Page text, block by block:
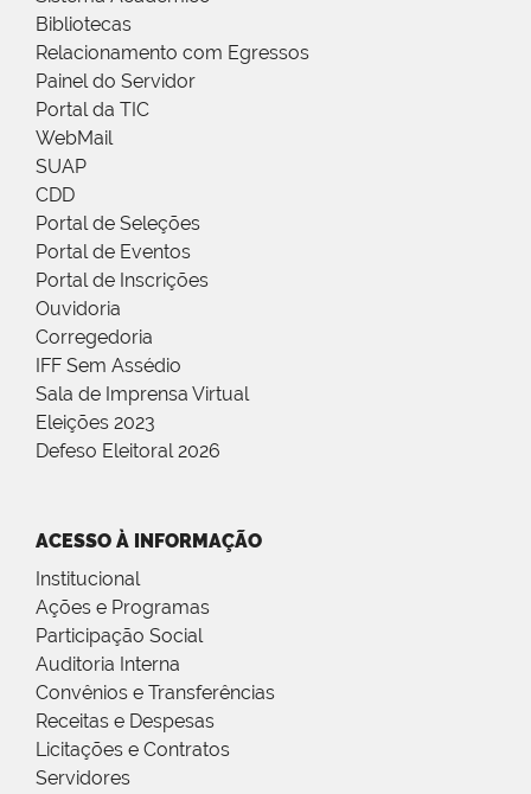
Bibliotecas
Relacionamento com Egressos
Painel do Servidor
Portal da TIC
WebMail
SUAP
CDD
Portal de Seleções
Portal de Eventos
Portal de Inscrições
Ouvidoria
Corregedoria
IFF Sem Assédio
Sala de Imprensa Virtual
Eleições 2023
Defeso Eleitoral 2026
ACESSO À INFORMAÇÃO
Institucional
Ações e Programas
Participação Social
Auditoria Interna
Convênios e Transferências
Receitas e Despesas
Licitações e Contratos
Servidores